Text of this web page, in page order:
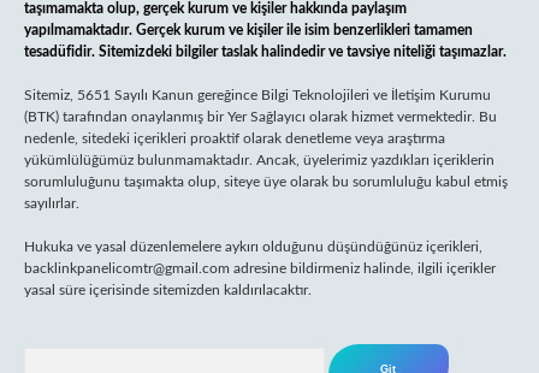
taşımamakta olup, gerçek kurum ve kişiler hakkında paylaşım
yapılmamaktadır. Gerçek kurum ve kişiler ile isim benzerlikleri tamamen
tesadüfidir. Sitemizdeki bilgiler taslak halindedir ve tavsiye niteliği taşımazlar.
Sitemiz, 5651 Sayılı Kanun gereğince Bilgi Teknolojileri ve İletişim Kurumu
(BTK) tarafından onaylanmış bir Yer Sağlayıcı olarak hizmet vermektedir. Bu
nedenle, sitedeki içerikleri proaktif olarak denetleme veya araştırma
yükümlülüğümüz bulunmamaktadır. Ancak, üyelerimiz yazdıkları içeriklerin
sorumluluğunu taşımakta olup, siteye üye olarak bu sorumluluğu kabul etmiş
sayılırlar.
Hukuka ve yasal düzenlemelere aykırı olduğunu düşündüğünüz içerikleri,
backlinkpanelicomtr@gmail.com adresine bildirmeniz halinde, ilgili içerikler
yasal süre içerisinde sitemizden kaldırılacaktır.